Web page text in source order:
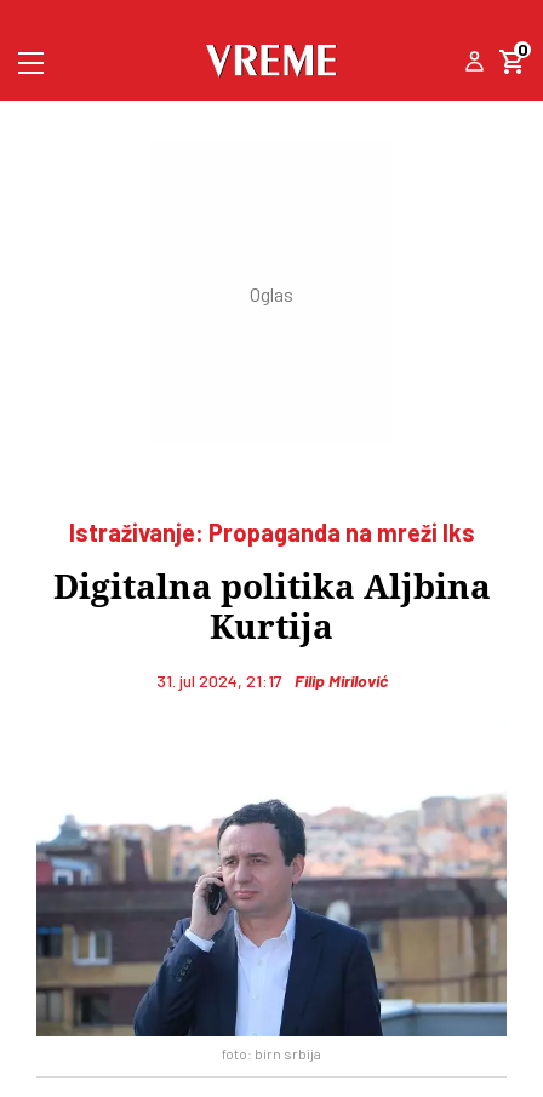
0
Istraživanje: Propaganda na mreži Iks
Digitalna politika Aljbina
Kurtija
31. jul 2024, 21:17 Filip Mirilović
foto: birn srbija